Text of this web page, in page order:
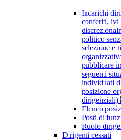
Incarichi
conferiti, ivi
politico
selezione e
pubblicare
seguenti
individuati
posizione
dirigenziali)
Elenco
Posti di
Ruolo
Dirigenti cessati